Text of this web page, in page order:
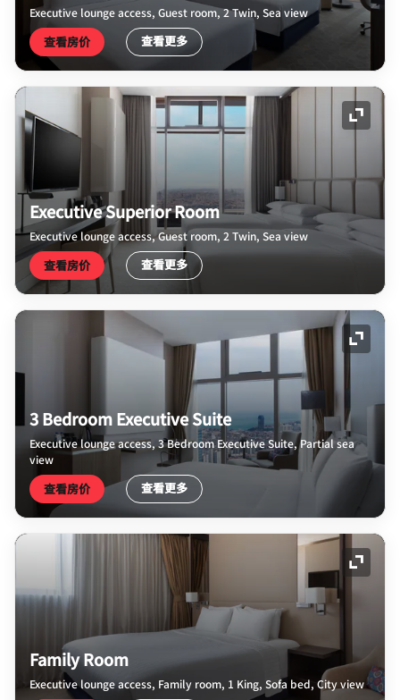
Executive lounge access, Guest room, 2 Twin, Sea view
查看房价 查看更多
展开
Executive Superior Room
Executive lounge access, Guest room, 2 Twin, Sea view
查看房价 查看更多
展开
3 Bedroom Executive Suite
Executive lounge access, 3 Bedroom Executive Suite, Partial sea
view
查看房价 查看更多
展开
Family Room
Executive lounge access, Family room, 1 King, Sofa bed, City view